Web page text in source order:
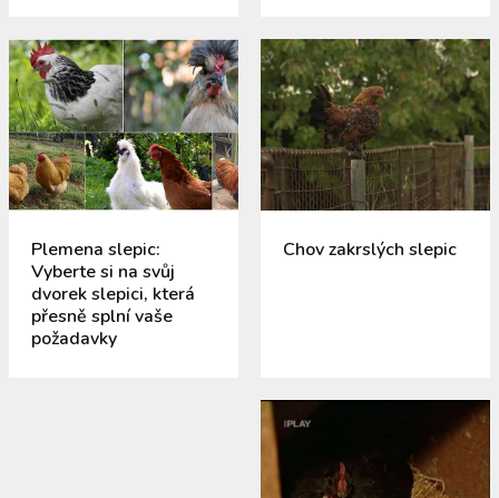
Plemena slepic:
Vyberte si na svůj
dvorek slepici, která
přesně splní vaše
požadavky
Chov zakrslých slepic